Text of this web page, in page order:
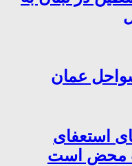
عمان
استعفای
محض است